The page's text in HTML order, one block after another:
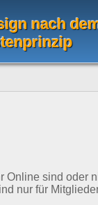
nach
Online sind oder
nur für